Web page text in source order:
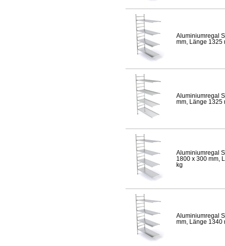
Aluminiumregal
mm, Länge 1325
Aluminiumregal
mm, Länge 1325
Aluminiumregal
1800 x 300 mm,
kg
Aluminiumregal
mm, Länge 1340